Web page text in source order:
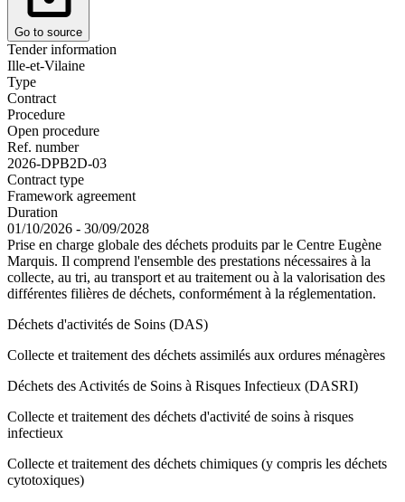
Go to source
Tender information
Ille-et-Vilaine
Type
Contract
Procedure
Open procedure
Ref. number
2026-DPB2D-03
Contract type
Framework agreement
Duration
01/10/2026 - 30/09/2028
Prise en charge globale des déchets produits par le Centre Eugène
Marquis. Il comprend l'ensemble des prestations nécessaires à la
collecte, au tri, au transport et au traitement ou à la valorisation des
différentes filières de déchets, conformément à la réglementation.
Déchets d'activités de Soins (DAS)
Collecte et traitement des déchets assimilés aux ordures ménagères
Déchets des Activités de Soins à Risques Infectieux (DASRI)
Collecte et traitement des déchets d'activité de soins à risques
infectieux
Collecte et traitement des déchets chimiques (y compris les déchets
cytotoxiques)